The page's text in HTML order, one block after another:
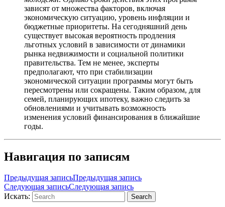
зависят от множества факторов, включая
экономическую ситуацию, уровень инфляции и
бюджетные приоритеты. На сегодняшний день
существует высокая вероятность продления
льготных условий в зависимости от динамики
рынка недвижимости и социальной политики
правительства. Тем не менее, эксперты
предполагают, что при стабилизации
экономической ситуации программы могут быть
пересмотрены или сокращены. Таким образом, для
семей, планирующих ипотеку, важно следить за
обновлениями и учитывать возможность
изменения условий финансирования в ближайшие
годы.
Навигация по записям
Предыдущая записьПредыдущая запись
Следующая записьСледующая запись
Искать:
Search